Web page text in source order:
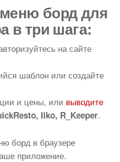
борд для
в три шага:
на сайте
шаблон или создайте
и цены, или выводите
Iiko, R_Keeper.
борд в браузере
приложение.